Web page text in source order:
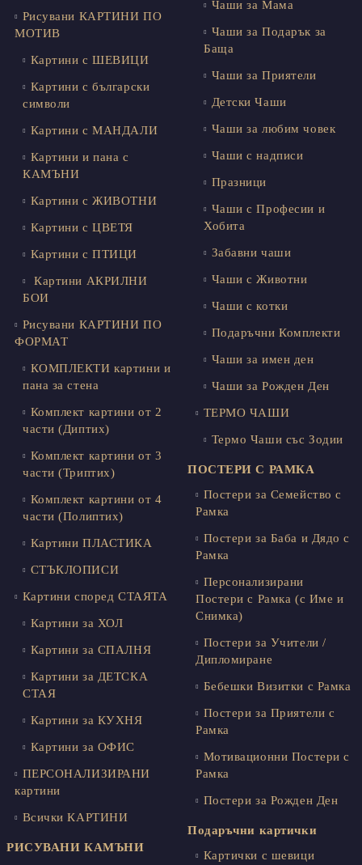
Рисувани КАРТИНИ ПО
МОТИВ
Картини с ШЕВИЦИ
Картини с български
символи
Картини с МАНДАЛИ
Картини и пана с
КАМЪНИ
Картини с ЖИВОТНИ
Картини с ЦВЕТЯ
Картини с ПТИЦИ
Картини АКРИЛНИ
БОИ
Рисувани КАРТИНИ ПО
ФОРМАТ
КОМПЛЕКТИ картини и
пана за стена
Комплект картини от 2
части (Диптих)
Комплект картини от 3
части (Триптих)
Комплект картини от 4
части (Полиптих)
Картини ПЛАСТИКА
СТЪКЛОПИСИ
Картини според СТАЯТА
Картини за ХОЛ
Картини за СПАЛНЯ
Картини за ДЕТСКА
СТАЯ
Картини за КУХНЯ
Картини за ОФИС
ПЕРСОНАЛИЗИРАНИ
картини
Всички КАРТИНИ
РИСУВАНИ КАМЪНИ
Чаши за Мама
Чаши за Подарък за
Баща
Чаши за Приятели
Детски Чаши
Чаши за любим човек
Чаши с надписи
Празници
Чаши с Професии и
Хобита
Забавни чаши
Чаши с Животни
Чаши с котки
Подаръчни Комплекти
Чаши за имен ден
Чаши за Рожден Ден
ТЕРМО ЧАШИ
Термо Чаши със Зодии
ПОСТЕРИ С РАМКА
Постери за Семейство с
Рамка
Постери за Баба и Дядо с
Рамка
Персонализирани
Постери с Рамка (с Име и
Снимка)
Постери за Учители /
Дипломиране
Бебешки Визитки с Рамка
Постери за Приятели с
Рамка
Мотивационни Постери с
Рамка
Постери за Рожден Ден
Подаръчни картички
Картички с шевици